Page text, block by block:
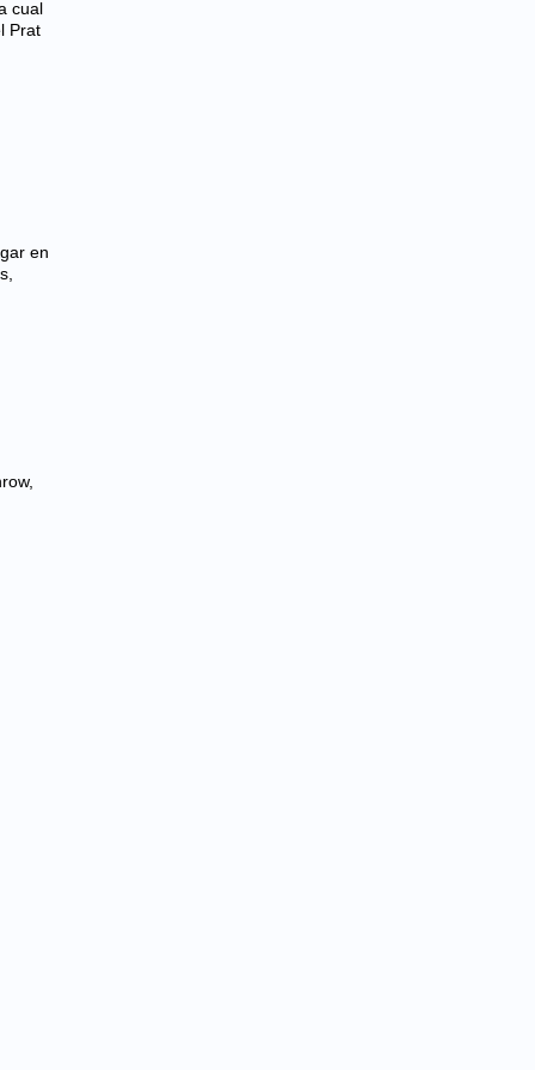
cual
Prat
en